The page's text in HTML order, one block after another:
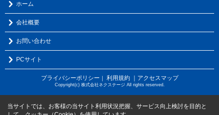
ホーム
会社概要
お問い合わせ
PCサイト
プライバシーポリシー ｜ 利用規約 ｜アクセスマップ
Copyright(c) 株式会社ネクステージ All rights reserved.
当サイトでは、お客様の当サイト利用状況把握、サービス向上検討を目的と